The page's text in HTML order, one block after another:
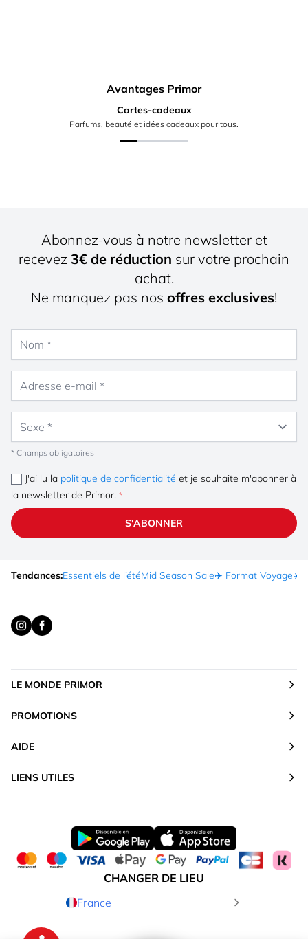
Avantages Primor
Cartes-cadeaux
Parfums, beauté et idées cadeaux pour tous.
Abonnez-vous à notre newsletter et
recevez 3€ de réduction sur votre prochain
achat.
Ne manquez pas nos offres exclusives!
* Champs obligatoires
J'ai lu la politique de confidentialité et je souhaite m'abonner à
la newsletter de Primor.
S'ABONNER
Tendances:Essentiels de l’étéMid Season Sale✈️ Format Voyage☀️
LE MONDE PRIMOR
PROMOTIONS
AIDE
LIENS UTILES
CHANGER DE LIEU
France